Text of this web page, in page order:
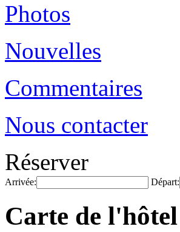
Photos
Nouvelles
Commentaires
Nous contacter
Réserver
Arrivée: Départ:
Carte de l'hôtel